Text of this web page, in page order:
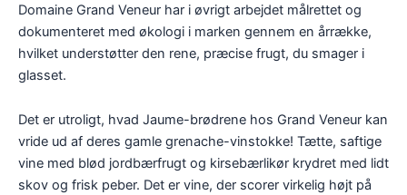
Domaine Grand Veneur har i øvrigt arbejdet målrettet og
dokumenteret med økologi i marken gennem en årrække,
hvilket understøtter den rene, præcise frugt, du smager i
glasset.
Det er utroligt, hvad Jaume-brødrene hos Grand Veneur kan
vride ud af deres gamle grenache-vinstokke! Tætte, saftige
vine med blød jordbærfrugt og kirsebærlikør krydret med lidt
skov og frisk peber. Det er vine, der scorer virkelig højt på